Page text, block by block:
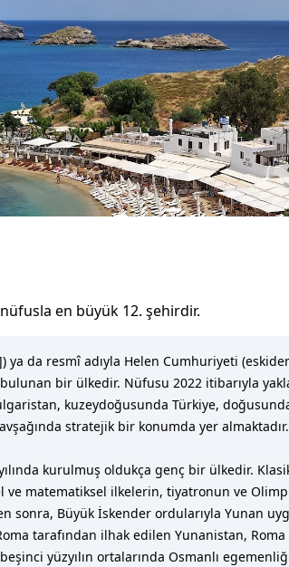
nüfusla en büyük 12. şehirdir.
da resmî adıyla Helen Cumhuriyeti
bir ülkedir. Nüfusu 2022 itibarıyla
kuzeydoğusunda Türkiye,
stratejik bir konumda yer almaktadır.
kurulmuş oldukça genç bir ülkedir.
matematiksel ilkelerin, tiyatronun ve
Büyük İskender ordularıyla Yunan
Roma tarafından ilhak edilen Yunanistan,
yüzyılın ortalarında Osmanlı